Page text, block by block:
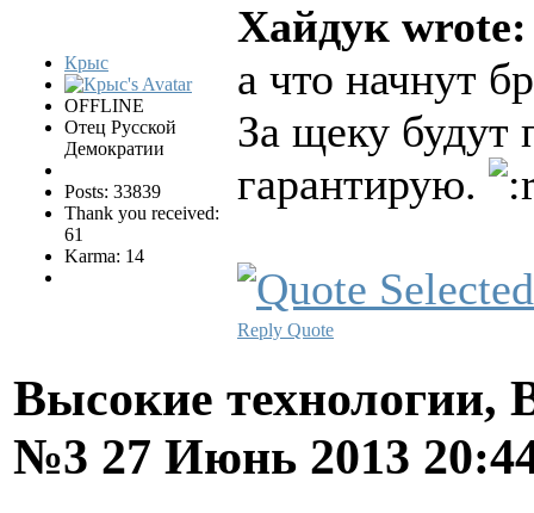
Крыс
OFFLINE
Отец Русской
Демократии
Posts: 33839
Thank you received:
61
Karma: 14
Хайдук wrote:
а что начнут
За щеку будут
гарантирую.
Reply Quote
Высокие технологии,
№3 27 Июнь 2013